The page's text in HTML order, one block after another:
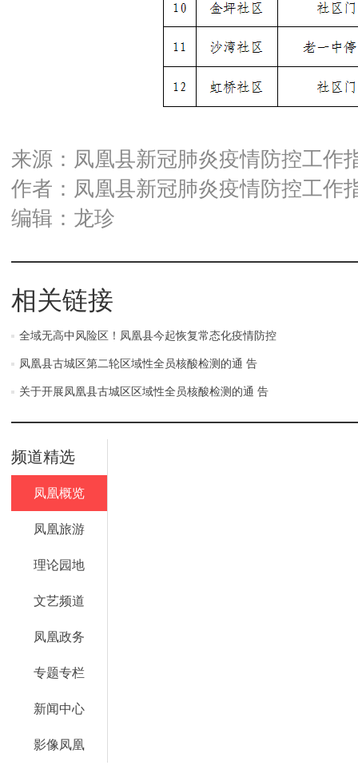
来源：凤凰县新冠肺炎疫情防控工作
作者：凤凰县新冠肺炎疫情防控工作
编辑：龙珍
相关链接
全域无高中风险区！凤凰县今起恢复常态化疫情防控
凤凰县古城区第二轮区域性全员核酸检测的通 告
关于开展凤凰县古城区区域性全员核酸检测的通 告
频道精选
凤凰概览
凤凰旅游
理论园地
文艺频道
凤凰政务
专题专栏
新闻中心
影像凤凰